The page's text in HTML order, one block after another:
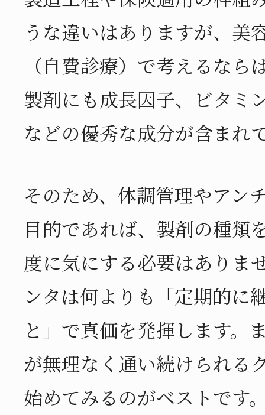
うな違いはありますが、美
（自費診療）で考えるなら
製剤にも成長因子、ビタミ
などの優秀な成分が含まれ
そのため、体調管理やアン
目的であれば、製剤の種類
度に気にする必要はありま
ンタは何よりも「定期的に
と」で真価を発揮します。
が無理なく通い続けられる
始めてみるのがベストです